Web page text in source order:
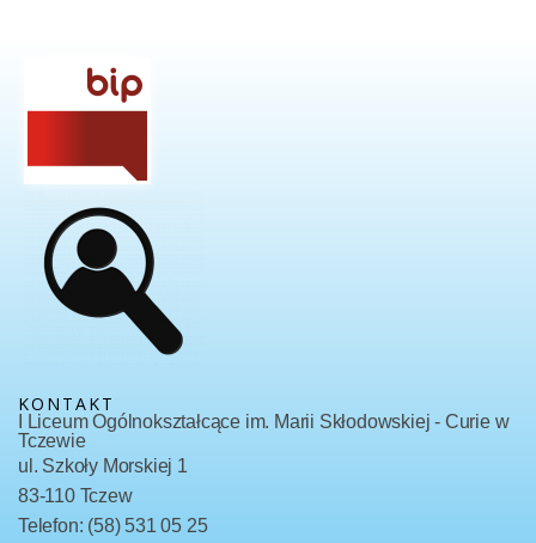
KONTAKT
I Liceum Ogólnokształcące im. Marii Skłodowskiej - Curie w
Tczewie
ul. Szkoły Morskiej 1
83-110 Tczew
Telefon: (58) 531 05 25